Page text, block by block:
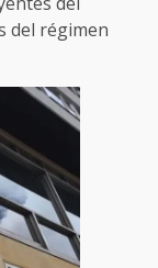
del régimen